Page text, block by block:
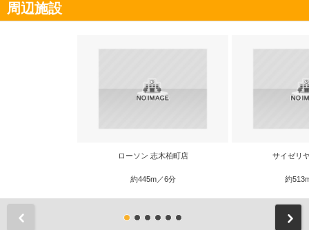
周辺施設
ローソン 志木柏町店
約445m／6分
サイゼリ
約